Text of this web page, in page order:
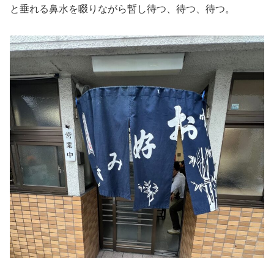
と垂れる鼻水を啜りながら暫し待つ、待つ、待つ。